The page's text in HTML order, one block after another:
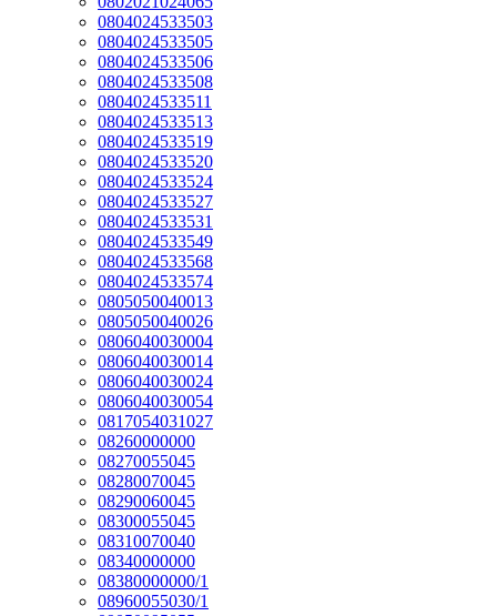
0804024533503
0804024533505
0804024533506
0804024533508
0804024533511
0804024533513
0804024533519
0804024533520
0804024533524
0804024533527
0804024533531
0804024533549
0804024533568
0804024533574
0805050040013
0805050040026
0806040030004
0806040030014
0806040030024
0806040030054
0817054031027
08260000000
08270055045
08280070045
08290060045
08300055045
08310070040
08340000000
08380000000/1
08960055030/1